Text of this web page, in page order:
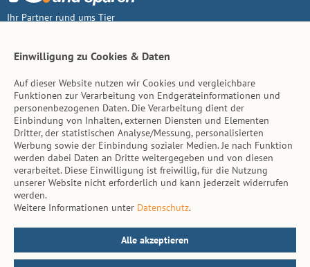
Ihr Partner rund ums Tier
Inhalt
Tierarzt-Suche
Hinweise
AGB
Impressum
Datenschutz
Kontakt
Einwilligung zu Cookies & Daten
Auf dieser Website nutzen wir Cookies und vergleichbare
Funktionen zur Verarbeitung von Endgeräteinformationen und
personenbezogenen Daten. Die Verarbeitung dient der
Einbindung von Inhalten, externen Diensten und Elementen
Dritter, der statistischen Analyse/Messung, personalisierten
Werbung sowie der Einbindung sozialer Medien. Je nach Funktion
werden dabei Daten an Dritte weitergegeben und von diesen
verarbeitet. Diese Einwilligung ist freiwillig, für die Nutzung
unserer Website nicht erforderlich und kann jederzeit widerrufen
werden.
Weitere Informationen unter Datenschutz.
Alle akzeptieren